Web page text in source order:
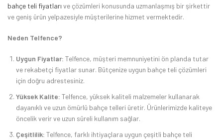
bahçe teli fiyatları ve çözümleri konusunda uzmanlaşmış bir şirkettir
ve geniş ürün yelpazesiyle müşterilerine hizmet vermektedir.
Neden Telfence?
Uygun Fiyatlar: Telfence, müşteri memnuniyetini ön planda tutar
ve rekabetçi fiyatlar sunar. Bütçenize uygun bahçe teli çözümleri
için doğru adrestesiniz.
Yüksek Kalite: Telfence, yüksek kaliteli malzemeler kullanarak
dayanıklı ve uzun ömürlü bahçe telleri üretir. Ürünlerimizde kaliteye
öncelik verir ve uzun süreli kullanım sağlar.
Çeşitlilik: Telfence, farklı ihtiyaçlara uygun çeşitli bahçe teli